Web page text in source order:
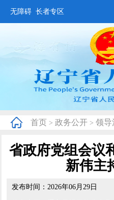
无障碍 长者专区
要闻动态
政务公开
互动交流
数据发布
首页 > 政务公开 > 领导
省政府党组会议
新伟主
发布时间：2026年06月29日